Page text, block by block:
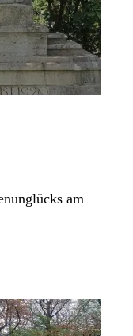
am